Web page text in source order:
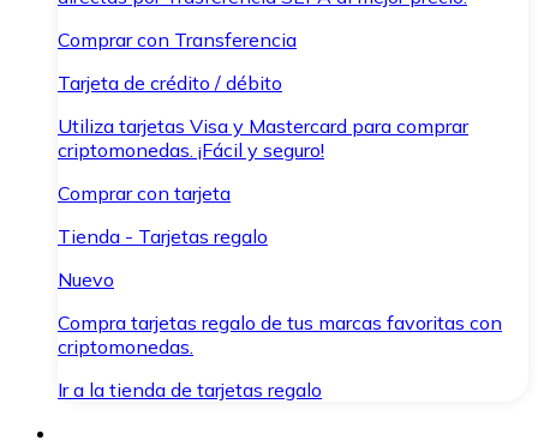
Comprar con Transferencia
Tarjeta de crédito / débito
Utiliza tarjetas Visa y Mastercard para comprar
criptomonedas. ¡Fácil y seguro!
Comprar con tarjeta
Tienda - Tarjetas regalo
Nuevo
Compra tarjetas regalo de tus marcas favoritas con
criptomonedas.
Ir a la tienda de tarjetas regalo